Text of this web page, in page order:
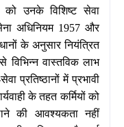
को उनके विशिष्ट सेवा
अधिनियम 1957 और
के अनुसार नियंत्रित
वास्तविक लाभ
सेवा प्रतिष्ठानों में प्रभावी
के तहत कर्मियों को
की आवश्यकता नहीं